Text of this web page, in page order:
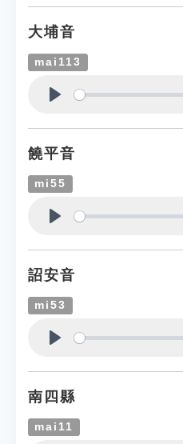
大埔音
mai113
饒平音
mi55
詔安音
mi53
南四縣
mai11